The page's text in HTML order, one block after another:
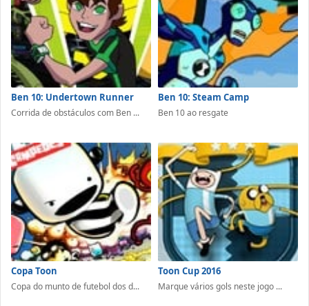
Ben 10: Undertown Runner
Corrida de obstáculos com Ben ...
Ben 10: Steam Camp
Ben 10 ao resgate
Copa Toon
Copa do munto de futebol dos d...
Toon Cup 2016
Marque vários gols neste jogo ...